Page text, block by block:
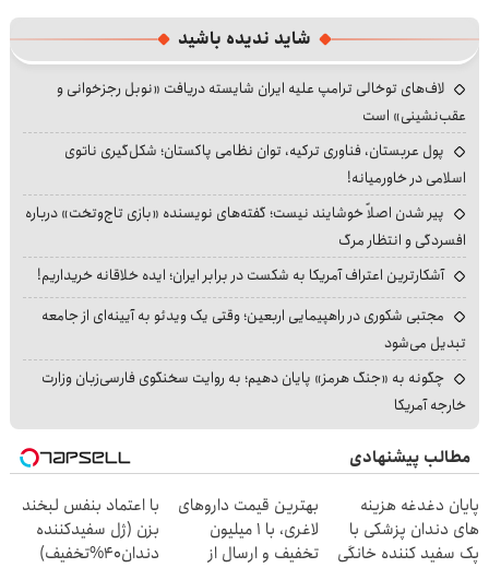
شاید ندیده باشید
لاف‌های توخالی ترامپ علیه ایران شایسته دریافت «نوبل رجزخوانی و
عقب‌نشینی» است
پول عربستان، فناوری ترکیه، توان نظامی پاکستان؛ شکل‌گیری ناتوی
اسلامی در خاورمیانه!
پیر شدن اصلاً خوشایند نیست؛ گفته‌های نویسنده «بازی تاج‌وتخت» درباره
افسردگی و انتظار مرگ
آشکارترین اعتراف آمریکا به شکست در برابر ایران؛ ایده خلاقانه خریداریم!
مجتبی شکوری در راهپیمایی اربعین؛ وقتی یک ویدئو به آیینه‌ای از جامعه
تبدیل می‌شود
چگونه به «جنگ هرمز» پایان دهیم؛ به روایت سخنگوی فارسی‌زبان وزارت
خارجه آمریکا
مطالب پیشنهادی
پایان دغدغه هزینه
های دندان پزشکی با
پک سفید کننده خانگی
بهترین قیمت داروهای
لاغری، با ۱ میلیون
تخفیف و ارسال از
با اعتماد بنفس لبخند
بزن (ژل سفیدکننده
دندان40%تخفیف)